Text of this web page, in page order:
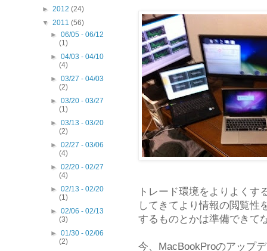
トレード環境をよりよくす
してきてより情報の閲覧性
するものとかは準備できて
今、MacBookProのアップ
► 2012 (24)
▼ 2011 (56)
►06/05 - 06/12
(1)
►04/03 - 04/10
(4)
►03/27 - 04/03
(2)
►03/20 - 03/27
(1)
►03/13 - 03/20
(2)
►02/27 - 03/06
(4)
►02/20 - 02/27
(4)
►02/13 - 02/20
(1)
►02/06 - 02/13
(3)
►01/30 - 02/06
(2)